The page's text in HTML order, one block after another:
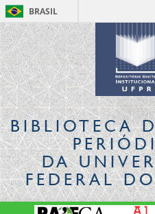
BRASIL
BIBLIOTECA
DA
FEDERAL